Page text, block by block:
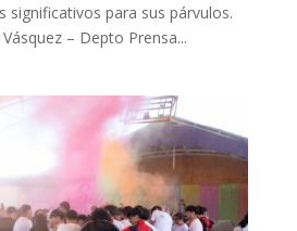
significativos para sus párvulos.
– Depto Prensa...